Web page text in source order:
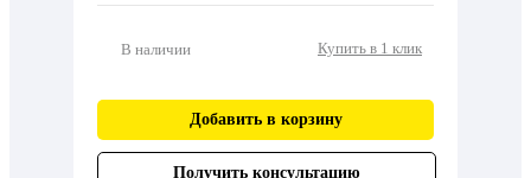
В наличии Купить в 1 клик
Добавить в корзину
Получить консультацию